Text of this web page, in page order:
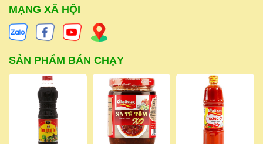
MẠNG XÃ HỘI
SẢN PHẨM BÁN CHẠY